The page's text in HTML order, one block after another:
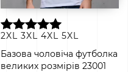
2XL 3XL 4XL 5XL
Базова чоловіча футболка
великих розмірів 23001